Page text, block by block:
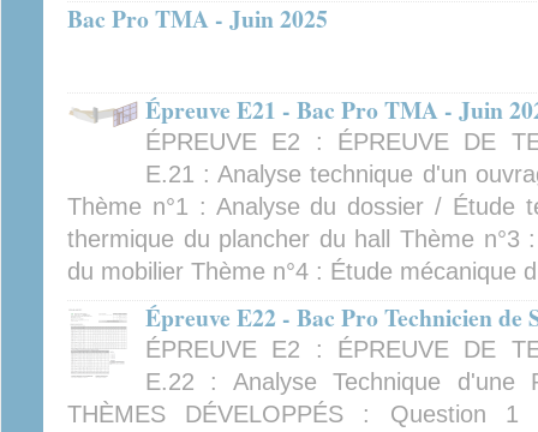
Bac Pro TMA - Juin 2025
Épreuve E21 - Bac Pro TMA - Juin
ÉPREUVE E2 : ÉPREUVE DE
E.21 : Analyse technique d'un
Thème n°1 : Analyse du dossier / Étude
thermique du plancher du hall Thème n°3
du mobilier Thème n°4 : Étude mécanique
Épreuve E22 - Bac Pro Technicien de
ÉPREUVE E2 : ÉPREUVE DE
E.22 : Analyse Technique d'une
THÈMES DÉVELOPPÉS : Question